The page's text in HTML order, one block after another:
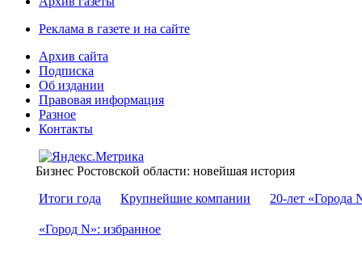
Реклама в газете и на сайте
Архив сайта
Подписка
Об издании
Правовая информация
Разное
Контакты
Бизнес Ростовской области: новейшая история
Итоги года
Крупнейшие компании 20-лет «Города
«Город N»: избранное